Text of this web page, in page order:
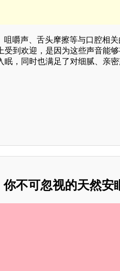
咀嚼声、舌头摩擦等与口腔相
受到欢迎，是因为这些声音能
，同时也满足了对细腻、亲密
不可忽视的天然安